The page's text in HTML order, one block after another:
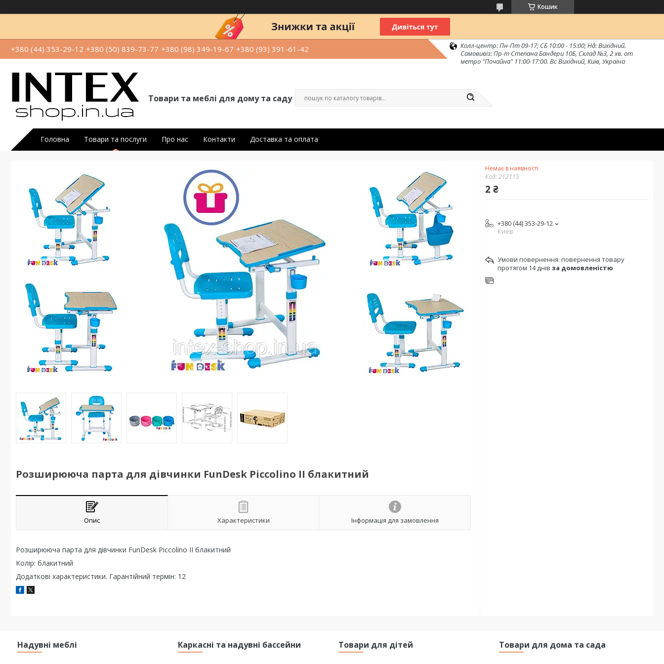
Кошик
+380 (44) 353-29-12 +380 (50) 839-73-77 +380 (98) 349-19-67 +380 (93) 391-61-42
Колл-центр: Пн-Пт 09-17; СБ 10:00 - 15:00; Нд: Вихідний.
Самовивіз: Пр-т Степана Бандери 10Б, Склад №3, 2 хв. от
метро "Почайна" 11:00-17:00. Вс Вихідний, Київ, Україна
Товари та меблі для дому та саду
Головна Товари та послуги Про нас Контакти Доставка та оплата
Розширююча парта для дівчинки FunDesk Piccolino II блакитний
Опис Характеристики Інформація для замовлення
Розширююча парта для дівчинки FunDesk Piccolino II блакитний
Колір: блакитний
Додаткові характеристики. Гарантійний термін: 12
Немає в наявності
Код:212115
2 ₴
+380 (44) 353-29-12
Киев
повернення товару
протягом 14 днів за домовленістю
Надувні меблі Каркасні та надувні бассейни Товари для дітей Товари для дома та сада